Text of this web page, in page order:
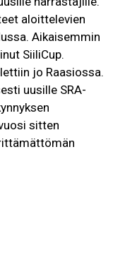
aloittelevien
Aikaisemmin
SiiliCup.
jo Raasiossa.
uusille SRA-
sitten